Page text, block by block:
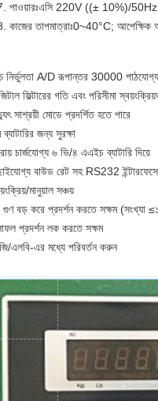
পাওয়ারঃএসি 220V ((± 10%)/
কাজের তাপমাত্রাঃ0~40°C;
নির্ভুলতা A/D রূপান্তর 30000
ফিল্টারের গতি এবং পরিসীমা
সাশ্রয়ী মোডে প্রদর্শিত হতে পারে
জন্য সুরক্ষা
চার্জযোগ্য ৬ ভি/৪ এএইচ ব্যাটারি দিয়ে
বাউড রেট সহ RS232
মানুয়াল সঞ্চয়
বড় করে প্রদর্শন করতে সক্ষম (সংখ্যা
প্রদর্শন লক করতে সক্ষম
এলবি-এর মধ্যে পরিবর্তন করুন